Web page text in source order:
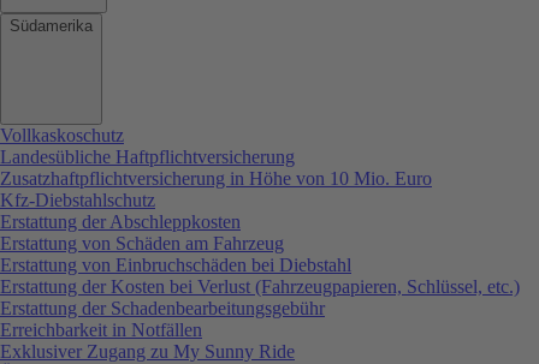
Südamerika
Vollkaskoschutz
Landesübliche Haftpflichtversicherung
Zusatzhaftpflichtversicherung in Höhe von 10 Mio. Euro
Kfz-Diebstahlschutz
Erstattung der Abschleppkosten
Erstattung von Schäden am Fahrzeug
Erstattung von Einbruchschäden bei Diebstahl
Erstattung der Kosten bei Verlust (Fahrzeugpapieren, Schlüssel, etc.)
Erstattung der Schadenbearbeitungsgebühr
Erreichbarkeit in Notfällen
Exklusiver Zugang zu My Sunny Ride